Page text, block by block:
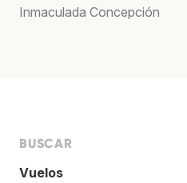
Inmaculada Concepción
BUSCAR
Vuelos